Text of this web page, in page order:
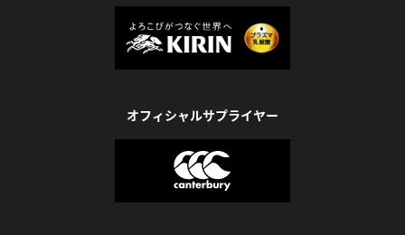
オフィシャルサプライヤー